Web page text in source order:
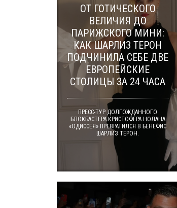
ОТ ГОТИЧЕСКОГО
ВЕЛИЧИЯ ДО
ПАРИЖСКОГО МИНИ:
КАК ШАРЛИЗ ТЕРОН
ПОДЧИНИЛА СЕБЕ ДВЕ
ЕВРОПЕЙСКИЕ
СТОЛИЦЫ ЗА 24 ЧАСА
ПРЕСС-ТУР ДОЛГОЖДАННОГО
БЛОКБАСТЕРА КРИСТОФЕРА НОЛАНА
«ОДИССЕЯ» ПРЕВРАТИЛСЯ В БЕНЕФИС
ШАРЛИЗ ТЕРОН.